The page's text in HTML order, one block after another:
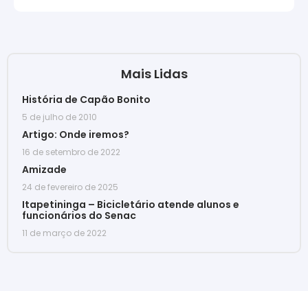
Mais Lidas
História de Capão Bonito
5 de julho de 2010
Artigo: Onde iremos?
16 de setembro de 2022
Amizade
24 de fevereiro de 2025
Itapetininga – Bicicletário atende alunos e
funcionários do Senac
11 de março de 2022